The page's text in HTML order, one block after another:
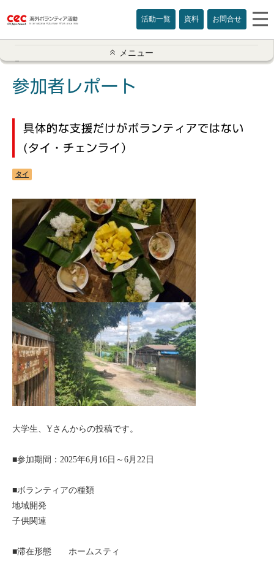
活動一覧 資料 お問合せ
参加者レポート一覧
アメリカ
インド
オーストラリア
カナダ
カンボジア
スリランカ
セブ
タイ
台湾
中国/海南島
ベトナム
メニュー
参加者レポート
具体的な支援だけがボランティアではない
(タイ・チェンライ）
タイ
大学生、Yさんからの投稿です。
■参加期間：2025年6月16日～6月22日
■ボランティアの種類
地域開発
子供関連
■滞在形態 ホームスティ